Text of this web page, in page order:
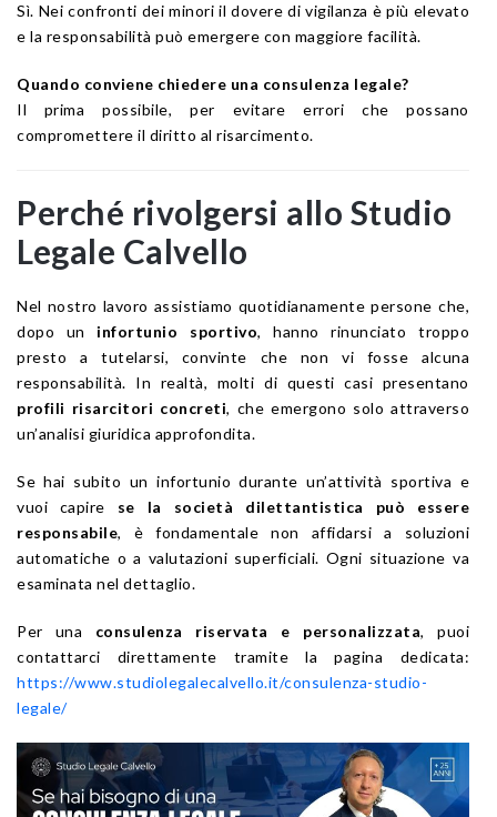
Sì. Nei confronti dei minori il dovere di vigilanza è più elevato
e la responsabilità può emergere con maggiore facilità.
Quando conviene chiedere una consulenza legale?
Il prima possibile, per evitare errori che possano
compromettere il diritto al risarcimento.
Perché rivolgersi allo Studio
Legale Calvello
Nel nostro lavoro assistiamo quotidianamente persone che,
dopo un infortunio sportivo, hanno rinunciato troppo
presto a tutelarsi, convinte che non vi fosse alcuna
responsabilità. In realtà, molti di questi casi presentano
profili risarcitori concreti, che emergono solo attraverso
un’analisi giuridica approfondita.
Se hai subito un infortunio durante un’attività sportiva e
vuoi capire se la società dilettantistica può essere
responsabile, è fondamentale non affidarsi a soluzioni
automatiche o a valutazioni superficiali. Ogni situazione va
esaminata nel dettaglio.
Per una consulenza riservata e personalizzata, puoi
contattarci direttamente tramite la pagina dedicata:
https://www.studiolegalecalvello.it/consulenza-studio-
legale/